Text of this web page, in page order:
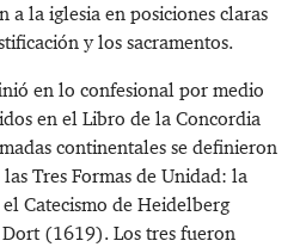
a la iglesia en posiciones claras
y los sacramentos.
en lo confesional por medio
en el Libro de la Concordia
continentales se definieron
Tres Formas de Unidad: la
Catecismo de Heidelberg
(1619). Los tres fueron